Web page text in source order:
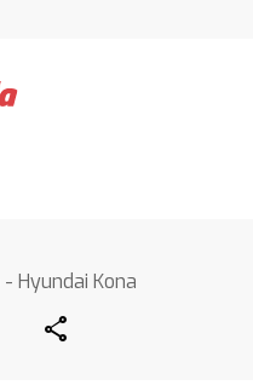
- Hyundai Kona
Share